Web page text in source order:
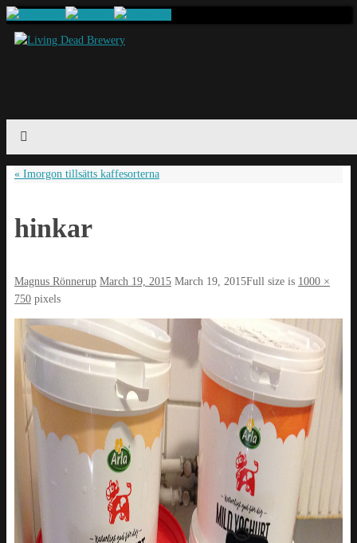
« Imorgon tillsätts kaffesorterna
hinkar
Magnus Rönnerup March 19, 2015 March 19, 2015Full size is 1000 ×
750 pixels